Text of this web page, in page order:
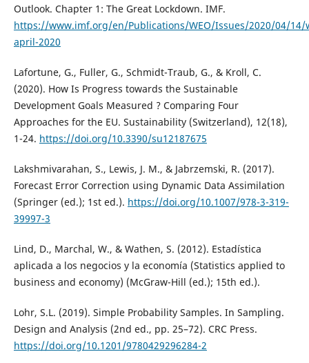
Outlook. Chapter 1: The Great Lockdown. IMF.
https://www.imf.org/en/Publications/WEO/Issues/2020/04/14/
april-2020
Lafortune, G., Fuller, G., Schmidt-Traub, G., & Kroll, C.
(2020). How Is Progress towards the Sustainable
Development Goals Measured ? Comparing Four
Approaches for the EU. Sustainability (Switzerland), 12(18),
1-24. https://doi.org/10.3390/su12187675
Lakshmivarahan, S., Lewis, J. M., & Jabrzemski, R. (2017).
Forecast Error Correction using Dynamic Data Assimilation
(Springer (ed.); 1st ed.). https://doi.org/10.1007/978-3-319-
39997-3
Lind, D., Marchal, W., & Wathen, S. (2012). Estadística
aplicada a los negocios y la economía (Statistics applied to
business and economy) (McGraw-Hill (ed.); 15th ed.).
Lohr, S.L. (2019). Simple Probability Samples. In Sampling.
Design and Analysis (2nd ed., pp. 25–72). CRC Press.
https://doi.org/10.1201/9780429296284-2